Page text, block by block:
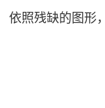
依照残缺的图形